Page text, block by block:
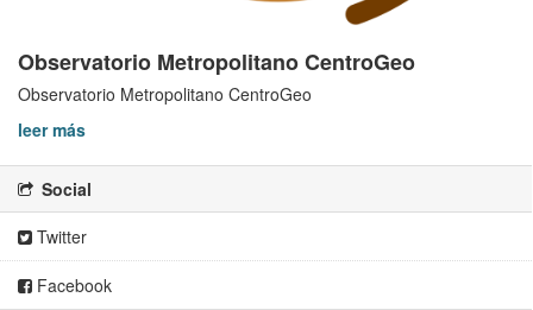
Observatorio Metropolitano CentroGeo
Observatorio Metropolitano CentroGeo
leer más
Social
Twitter
Facebook